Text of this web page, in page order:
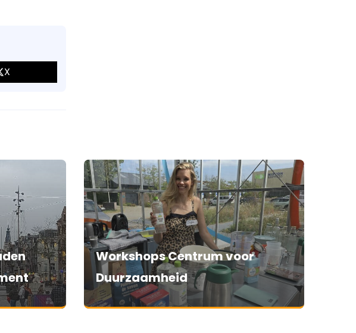
X
Workshops Centrum voor
Duurzaamheid